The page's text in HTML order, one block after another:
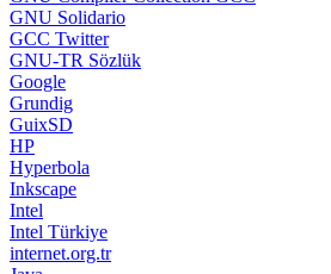
GNU Solidario
GCC Twitter
GNU-TR Sözlük
Google
Grundig
GuixSD
HP
Hyperbola
Inkscape
Intel
Intel Türkiye
internet.org.tr